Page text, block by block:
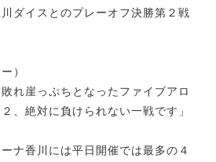
ダイスとのプレーオフ決勝第２戦
）
れ崖っぷちとなったファイブアロ
、絶対に負けられない一戦です」
ナ香川には平日開催では最多の４